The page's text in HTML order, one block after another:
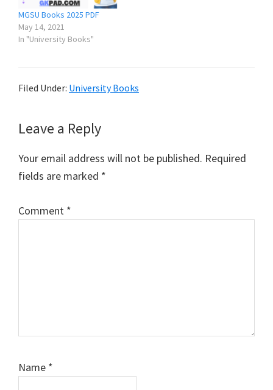
MGSU Books 2025 PDF
May 14, 2021
In "University Books"
Filed Under: University Books
Reader
Leave a Reply
Your email address will not be published. Required
fields are marked *
Comment *
Name *